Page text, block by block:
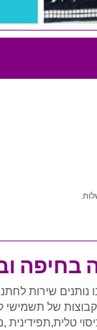
בחיפה
שירות
של תשמישי